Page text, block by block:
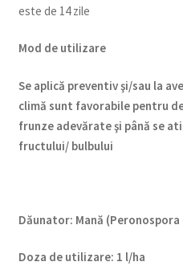
este de 14 zile
Mod de utilizare
Se aplică preventiv şi/sau la
climă sunt favorabile pentru
frunze adevărate şi până se
fructului/ bulbului
Dăunator: Mană
Doza de utilizare: 1 l/ha